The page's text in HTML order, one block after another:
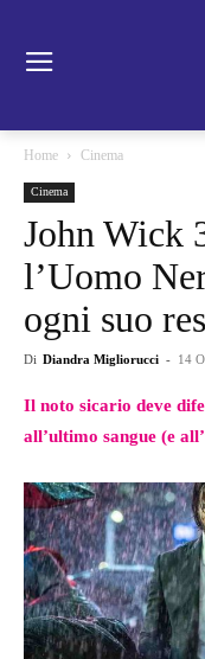
Home Cinema
Cinema
John Wick
l’Uomo
ogni suo
Di Diandra Migliorucci - 14
Il noto sicario deve
all’ultimo sangue (e